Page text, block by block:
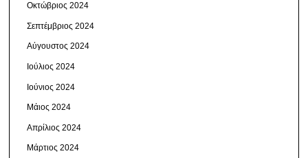
Οκτώβριος 2024
Σεπτέμβριος 2024
Αύγουστος 2024
Ιούλιος 2024
Ιούνιος 2024
Μάιος 2024
Απρίλιος 2024
Μάρτιος 2024